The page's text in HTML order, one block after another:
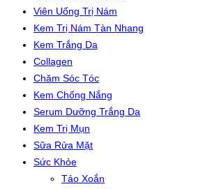
Viên Uống Trị Nám
Kem Trị Nám Tàn Nhang
Kem Trắng Da
Collagen
Chăm Sóc Tóc
Kem Chống Nắng
Serum Dưỡng Trắng Da
Kem Trị Mụn
Sữa Rửa Mặt
Sức Khỏe
Tảo Xoắn